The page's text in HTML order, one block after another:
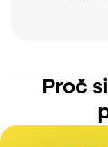
Proč